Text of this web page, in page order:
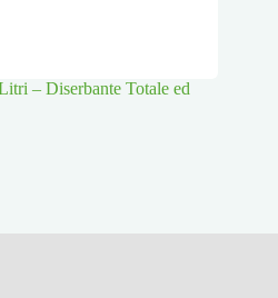
– Diserbante Totale ed